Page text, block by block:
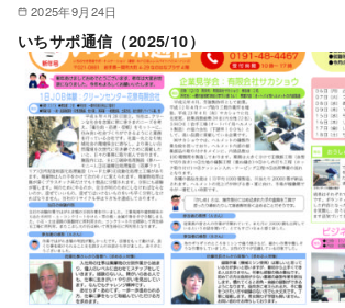
2025年9月24日
いちサポ通信（2025/10）